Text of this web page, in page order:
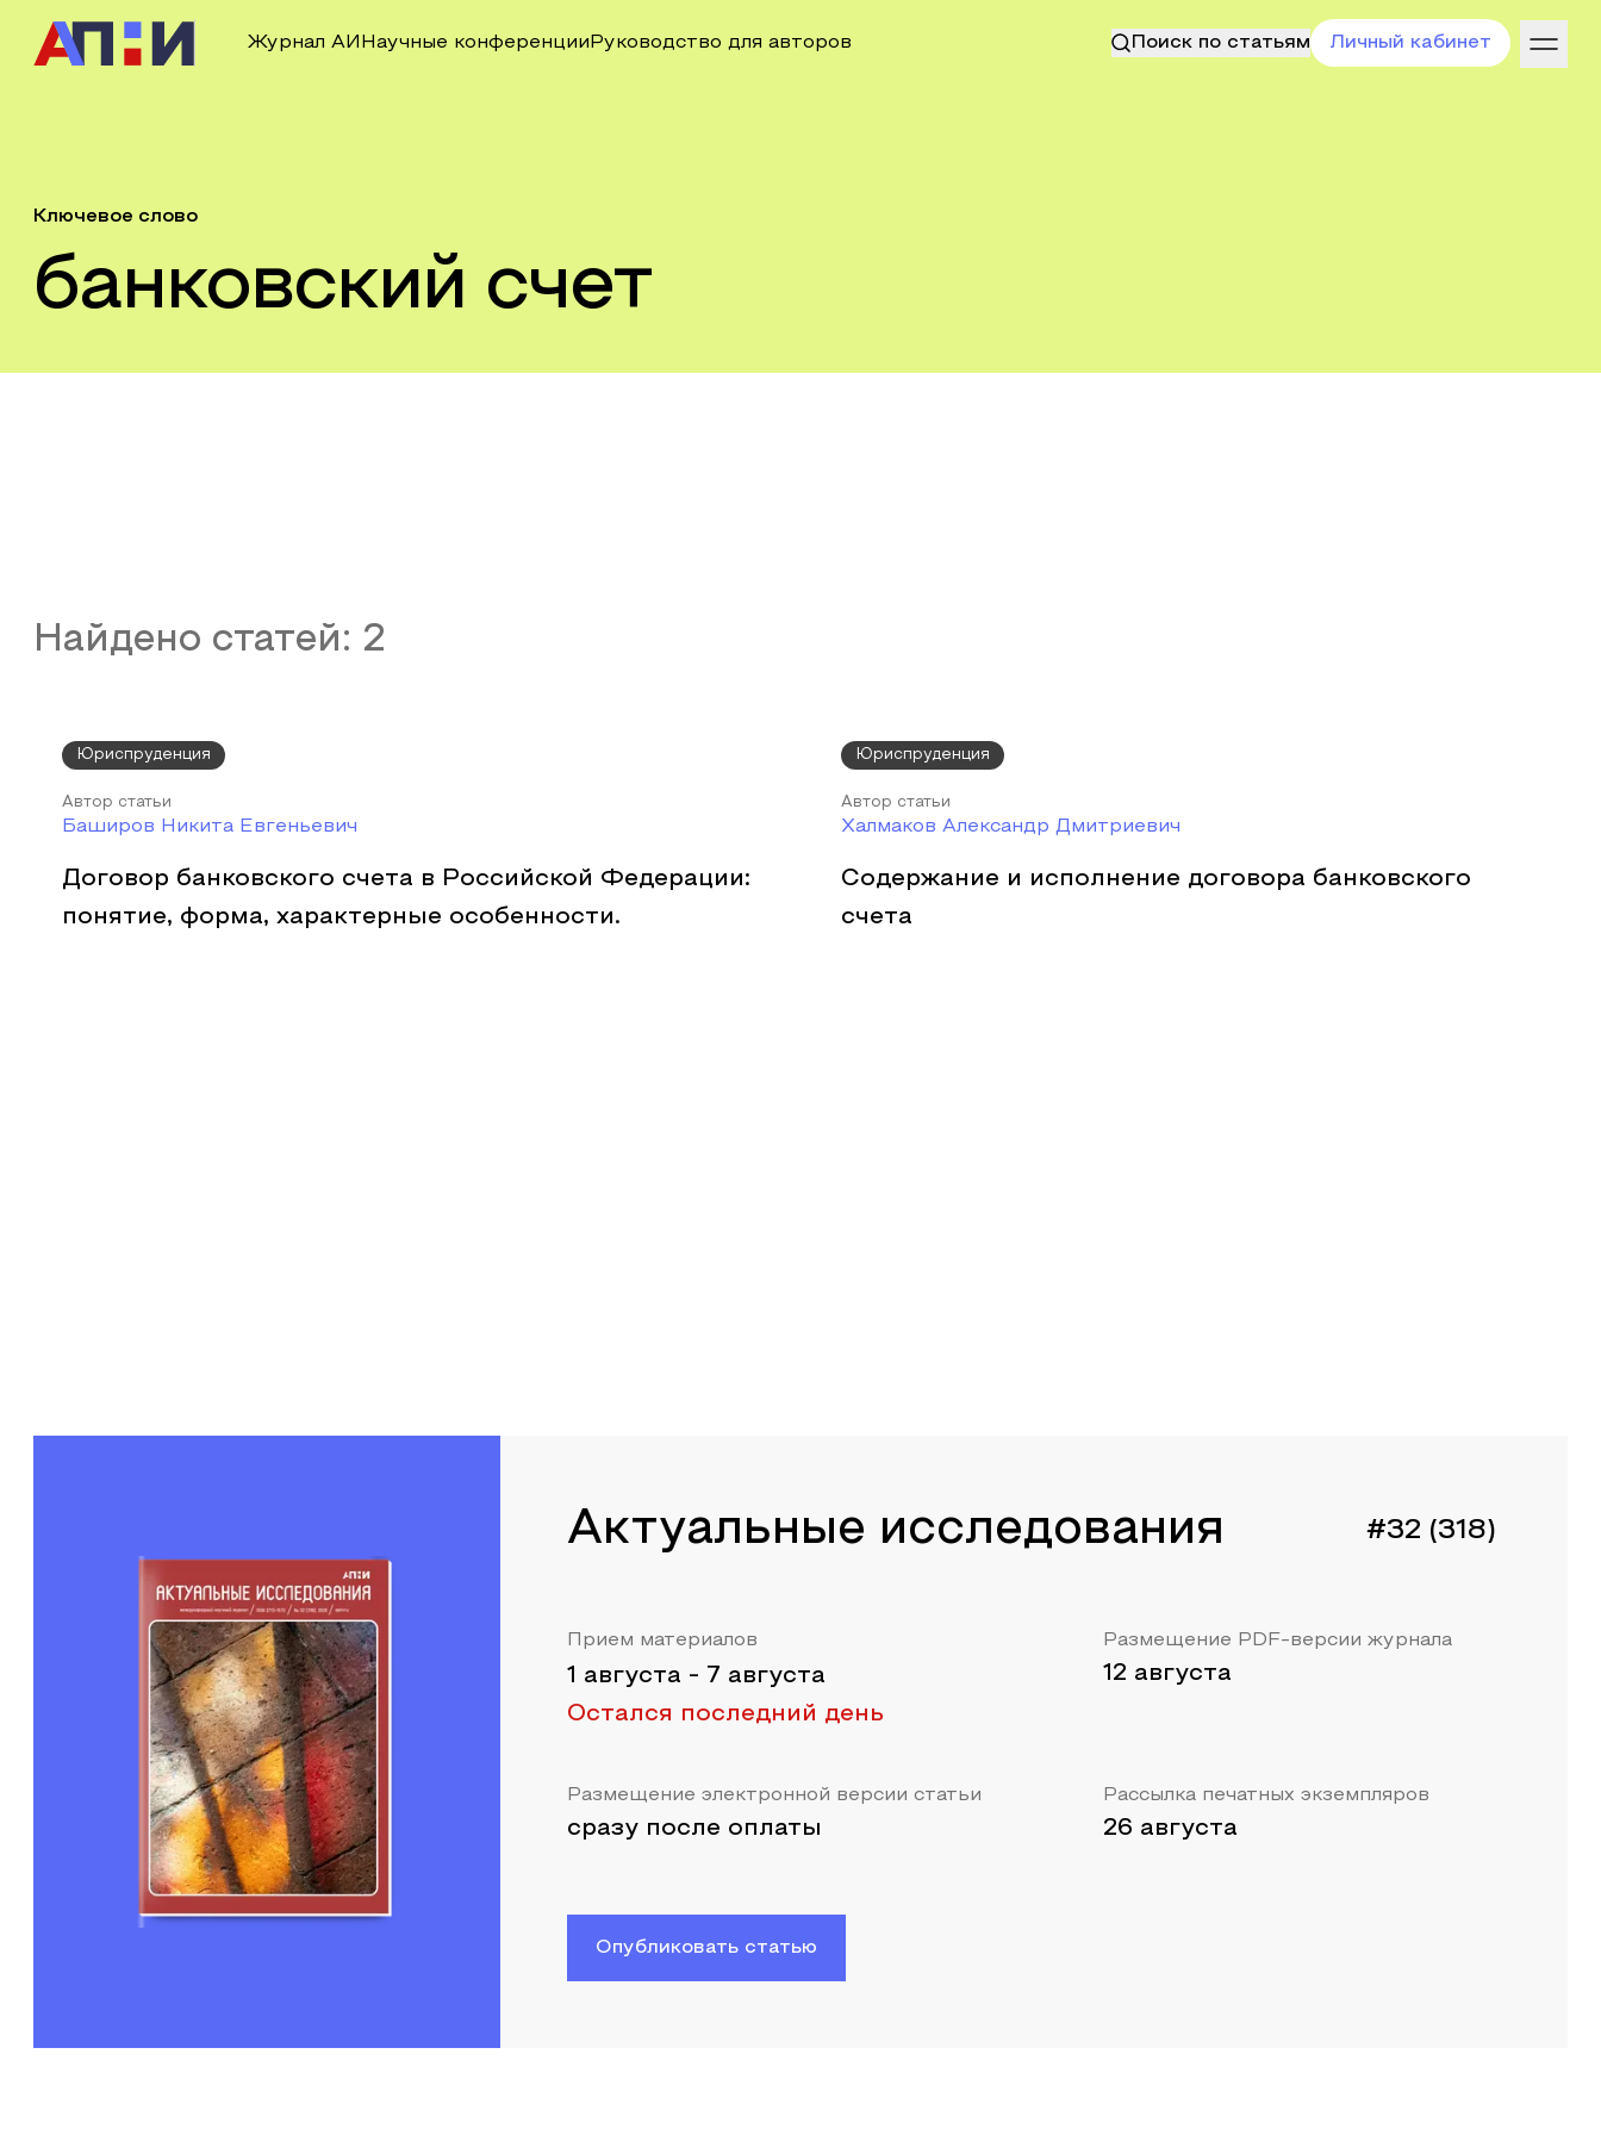
Журнал АИ Научные конференции Руководство для авторов Поиск по статьям Личный кабинет
Ключевое слово
банковский счет
Найдено статей: 2
Юриспруденция
Автор статьи
Баширов Никита Евгеньевич
Договор банковского счета в Российской Федерации:
понятие, форма, характерные особенности.
Юриспруденция
Автор статьи
Халмаков Александр Дмитриевич
Содержание и исполнение договора банковского
счета
Актуальные исследования #32 (318)
Прием материалов
1 августа - 7 августа
Остался последний день
Размещение PDF-версии журнала
12 августа
Размещение электронной версии статьи
сразу после оплаты
Рассылка печатных экземпляров
26 августа
Опубликовать статью